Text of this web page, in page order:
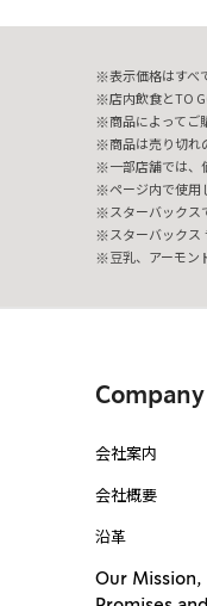
表示価格はすべ
店内飲食とTO
商品によってご
商品は売り切れ
一部店舗では、
ページ内で使用
スターバックス
スターバックス
豆乳、アーモン
Company
会社案内
会社概要
沿革
Our Mission,